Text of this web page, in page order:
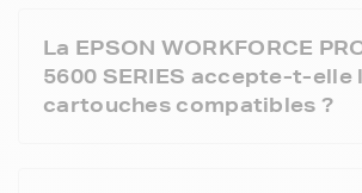
La EPSON WORKFORCE
5600 SERIES accepte-t-elle
cartouches compatibles ?